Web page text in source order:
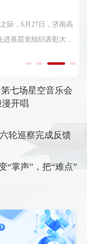
际，6月27日，济南高
进基层党组织表彰大会
委委员、党群工作部
秀共产党员、优秀党
领导为受表彰代表颁
七场星空音乐会
日浪漫开唱
轮巡察完成反馈
“掌声”，把“难点”